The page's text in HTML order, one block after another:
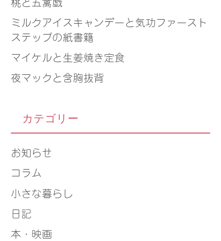
ミルクアイスキャンデーと気功ファースト
ステップの紙書籍
マイケルと生姜焼き定食
夜マックと含胸抜背
カテゴリー
お知らせ
コラム
小さな暮らし
日記
本・映画